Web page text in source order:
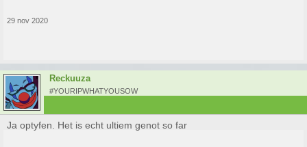
29 nov 2020
Reckuuza
#YOURIPWHATYOUSOW
Ja optyfen. Het is echt ultiem genot so far